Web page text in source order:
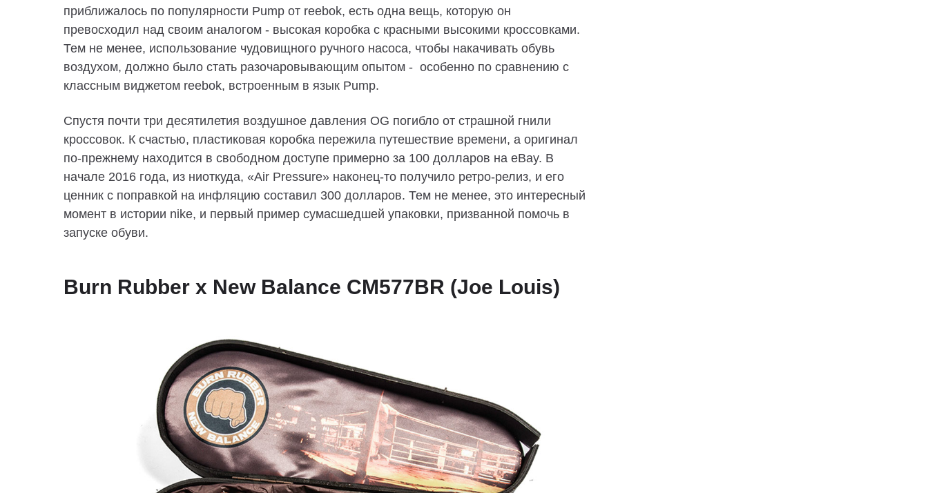
приближалось по популярности Pump от reebok, есть одна вещь, которую он
превосходил над своим аналогом - высокая коробка с красными высокими кроссовками.
Тем не менее, использование чудовищного ручного насоса, чтобы накачивать обувь
воздухом, должно было стать разочаровывающим опытом - особенно по сравнению с
классным виджетом reebok, встроенным в язык Pump.
Спустя почти три десятилетия воздушное давления OG погибло от страшной гнили
кроссовок. К счастью, пластиковая коробка пережила путешествие времени, а оригинал
по-прежнему находится в свободном доступе примерно за 100 долларов на eBay. В
начале 2016 года, из ниоткуда, «Air Pressure» наконец-то получило ретро-релиз, и его
ценник с поправкой на инфляцию составил 300 долларов. Тем не менее, это интересный
момент в истории nike, и первый пример сумасшедшей упаковки, призванной помочь в
запуске обуви.
Burn Rubber х New Balance CM577BR (Joe Louis)